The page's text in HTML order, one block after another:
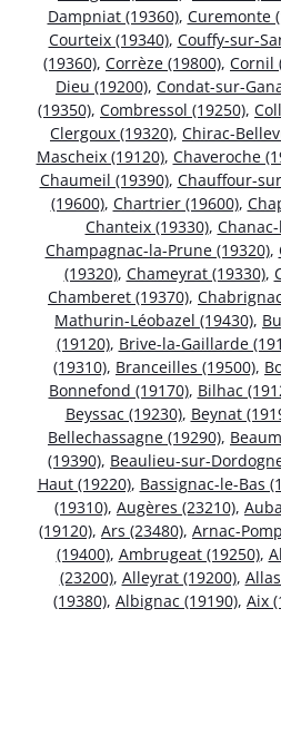
Dampniat (19360), Curemonte
Courteix (19340), Couffy-sur-
(19360), Corrèze (19800), Cornil
Dieu (19200), Condat-sur-
(19350), Combressol (19250),
Clergoux (19320), Chirac-
Mascheix (19120), Chaveroche
Chaumeil (19390), Chauffour-
(19600), Chartrier (19600),
Chanteix (19330),
Champagnac-la-Prune (19320),
(19320), Chameyrat (19330),
Chamberet (19370),
Mathurin-Léobazel (19430),
(19120), Brive-la-Gaillarde
(19310), Branceilles (19500),
Bonnefond (19170), Bilhac
Beyssac (19230), Beynat
Bellechassagne (19290),
(19390), Beaulieu-sur-
Haut (19220), Bassignac-le-Bas
(19310), Augères (23210),
(19120), Ars (23480), Arnac-
(19400), Ambrugeat (19250),
(23200), Alleyrat (19200),
(19380), Albignac (19190), Aix